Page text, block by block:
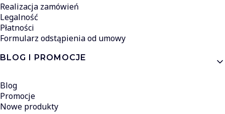
Realizacja zamówień
Legalność
Płatności
Formularz odstąpienia od umowy
BLOG I PROMOCJE
Blog
Promocje
Nowe produkty